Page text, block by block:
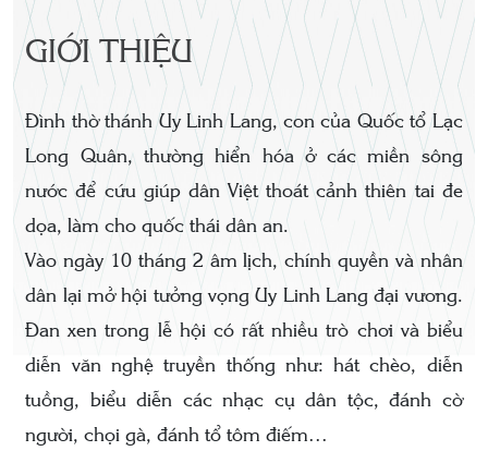
GIỚI THIỆU
Đình thờ thánh Uy Linh Lang, con của Quốc tổ Lạc
Long Quân, thường hiển hóa ở các miền sông
nước để cứu giúp dân Việt thoát cảnh thiên tai đe
dọa, làm cho quốc thái dân an.
Vào ngày 10 tháng 2 âm lịch, chính quyền và nhân
dân lại mở hội tưởng vọng Uy Linh Lang đại vương.
Đan xen trong lễ hội có rất nhiều trò chơi và biểu
diễn văn nghệ truyền thống như: hát chèo, diễn
tuồng, biểu diễn các nhạc cụ dân tộc, đánh cờ
người, chọi gà, đánh tổ tôm điếm…